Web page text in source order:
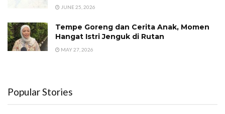
JUNE 25, 2026
Tempe Goreng dan Cerita Anak, Momen
Hangat Istri Jenguk di Rutan
MAY 27, 2026
Popular Stories